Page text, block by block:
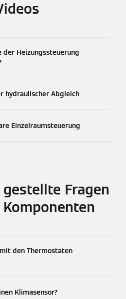
der Heizungssteuerung
hydraulischer Abgleich
Einzelraumsteuerung
gestellte Fragen
Komponenten
den Thermostaten
Klimasensor?